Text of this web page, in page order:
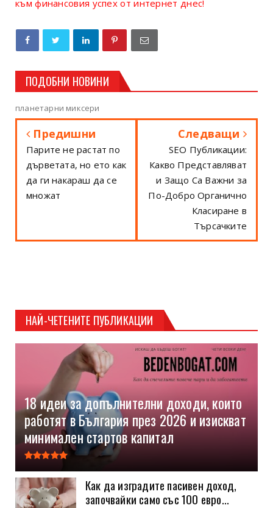
към финансовия успех от интернет днес!
ПОДОБНИ НОВИНИ
планетарни миксери
Предишни
Парите не растат по
дърветата, но ето как
да ги накараш да се
множат
Следващи
SEO Публикации:
Какво Представляват
и Защо Са Важни за
По-Добро Органично
Класиране в
Търсачките
НАЙ-ЧЕТЕНИТЕ ПУБЛИКАЦИИ
18 идеи за допълнителни доходи, които
работят в България през 2026 и изискват
минимален стартов капитал
Как да изградите пасивен доход,
започвайки само със 100 евро...